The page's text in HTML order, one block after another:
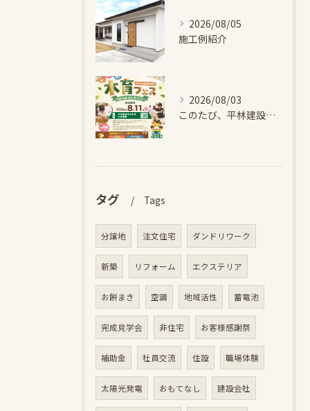
2026/08/05
施工例紹介
2026/08/03
このたび、平林建設では、お子さまが木とふれあい・木について学...
タグ Tags
分譲地 注文住宅 ダンドリワーク
新築 リフォーム エクステリア
お餅まき 空調 地域活性 蓄電池
完成見学会 非住宅 お客様感謝祭
補助金 社員交流 住設 職場体験
太陽光発電 おもてなし 建設会社